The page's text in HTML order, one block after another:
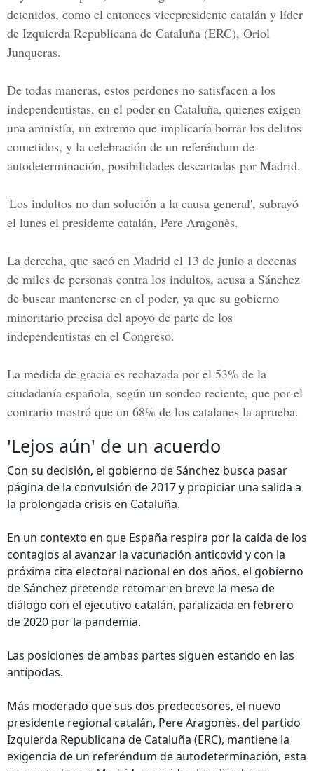
detenidos, como el entonces vicepresidente catalán y líder
de Izquierda Republicana de Cataluña (ERC), Oriol
Junqueras.
De todas maneras, estos perdones no satisfacen a los
independentistas, en el poder en Cataluña, quienes exigen
una amnistía, un extremo que implicaría borrar los delitos
cometidos, y la celebración de un referéndum de
autodeterminación, posibilidades descartadas por Madrid.
'Los indultos no dan solución a la causa general', subrayó
el lunes el presidente catalán, Pere Aragonès.
La derecha, que sacó en Madrid el 13 de junio a decenas
de miles de personas contra los indultos, acusa a Sánchez
de buscar mantenerse en el poder, ya que su gobierno
minoritario precisa del apoyo de parte de los
independentistas en el Congreso.
La medida de gracia es rechazada por el 53% de la
ciudadanía española, según un sondeo reciente, que por el
contrario mostró que un 68% de los catalanes la aprueba.
'Lejos aún' de un acuerdo
Con su decisión, el gobierno de Sánchez busca pasar
página de la convulsión de 2017 y propiciar una salida a
la prolongada crisis en Cataluña.
En un contexto en que España respira por la caída de los
contagios al avanzar la vacunación anticovid y con la
próxima cita electoral nacional en dos años, el gobierno
de Sánchez pretende retomar en breve la mesa de
diálogo con el ejecutivo catalán, paralizada en febrero
de 2020 por la pandemia.
Las posiciones de ambas partes siguen estando en las
antípodas.
Más moderado que sus dos predecesores, el nuevo
presidente regional catalán, Pere Aragonès, del partido
Izquierda Republicana de Cataluña (ERC), mantiene la
exigencia de un referéndum de autodeterminación, esta